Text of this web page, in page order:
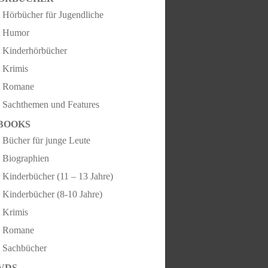
Hörbücher für Jugendliche
Humor
Kinderhörbücher
Krimis
Romane
Sachthemen und Features
Bücher für junge Leute
Biographien
Kinderbücher (11 – 13 Jahre)
Kinderbücher (8-10 Jahre)
Krimis
Romane
Sachbücher